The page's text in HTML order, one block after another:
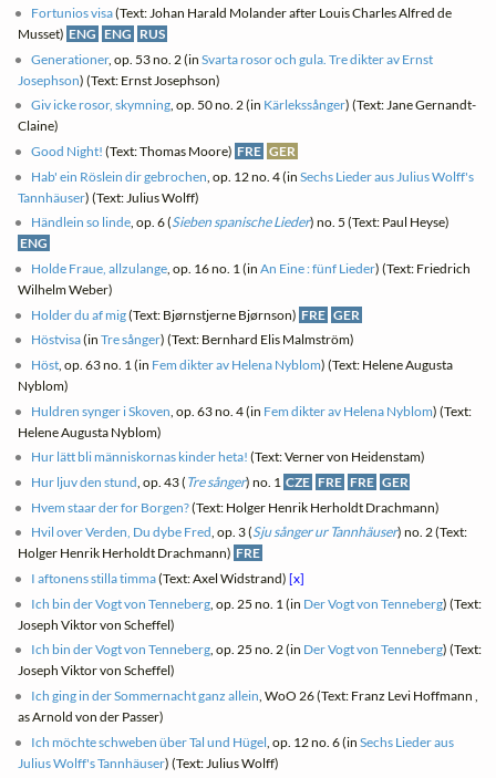
Fortunios visa(Text: Johan Harald Molander after Louis Charles Alfred de
Musset) ENG ENG RUS
Generationer, op. 53 no. 2 (inSvarta rosor och gula. Tre dikter av Ernst
Josephson) (Text: Ernst Josephson)
Giv icke rosor, skymning, op. 50 no. 2 (in Kärlekssånger) (Text: Jane Gernandt-
Claine)
Good Night! (Text: Thomas Moore) FRE GER
Hab' ein Röslein dir gebrochen , op. 12 no. 4 (inSechs Lieder aus Julius Wolff's
Tannhäuser) (Text: Julius Wolff)
Händlein so linde, op. 6 (Sieben spanische Lieder) no. 5 (Text: Paul Heyse)
ENG
Holde Fraue, allzulange , op. 16 no. 1 (inAn Eine : fünf Lieder) (Text: Friedrich
Wilhelm Weber)
Holder du af mig(Text: Bjørnstjerne Bjørnson) FRE GER
Höstvisa(inTre sånger) (Text: Bernhard Elis Malmström)
Höst , op. 63 no. 1 (in Fem dikter av Helena Nyblom) (Text: Helene Augusta
Nyblom)
Huldren synger i Skoven , op. 63 no. 4 (in Fem dikter av Helena Nyblom) (Text:
Helene Augusta Nyblom)
Hur lätt bli människornas kinder heta! (Text: Verner von Heidenstam)
Hur ljuv den stund , op. 43 ( Tre sånger) no. 1 CZE FRE FRE GER
Hvem staar der for Borgen?(Text: Holger Henrik Herholdt Drachmann)
Hvil over Verden, Du dybe Fred, op. 3 (Sju sånger ur Tannhäuser) no. 2 (Text:
Holger Henrik Herholdt Drachmann) FRE
I aftonens stilla timma(Text: Axel Widstrand)[x]
Ich bin der Vogt von Tenneberg , op. 25 no. 1 (in Der Vogt von Tenneberg) (Text:
Joseph Viktor von Scheffel)
Ich bin der Vogt von Tenneberg, op. 25 no. 2 (in Der Vogt von Tenneberg) (Text:
Joseph Viktor von Scheffel)
Ich ging in der Sommernacht ganz allein , WoO 26 (Text: Franz Levi Hoffmann ,
as Arnold von der Passer)
Ich möchte schweben über Tal und Hügel , op. 12 no. 6 (inSechs Lieder aus
Julius Wolff's Tannhäuser) (Text: Julius Wolff)